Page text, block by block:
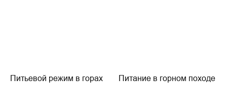
Питьевой режим в горах Питание в горном походе